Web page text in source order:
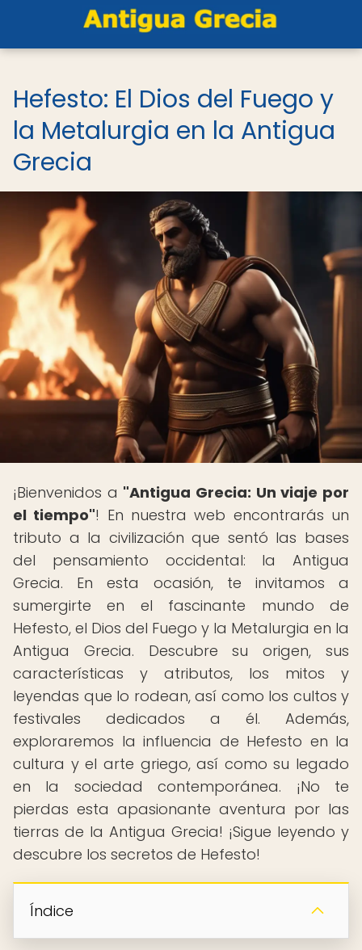
Hefesto: El Dios del Fuego y
la Metalurgia en la Antigua
Grecia
¡Bienvenidos a "Antigua Grecia: Un viaje por
el tiempo"! En nuestra web encontrarás un
tributo a la civilización que sentó las bases
del pensamiento occidental: la Antigua
Grecia. En esta ocasión, te invitamos a
sumergirte en el fascinante mundo de
Hefesto, el Dios del Fuego y la Metalurgia en la
Antigua Grecia. Descubre su origen, sus
características y atributos, los mitos y
leyendas que lo rodean, así como los cultos y
festivales dedicados a él. Además,
exploraremos la influencia de Hefesto en la
cultura y el arte griego, así como su legado
en la sociedad contemporánea. ¡No te
pierdas esta apasionante aventura por las
tierras de la Antigua Grecia! ¡Sigue leyendo y
descubre los secretos de Hefesto!
Índice